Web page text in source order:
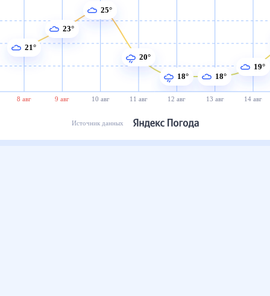
8 авг 9 авг 10 авг 11 авг 12 авг 13 авг 14 авг
21°
23°
25°
20°
18°
18°
19°
Источник данных